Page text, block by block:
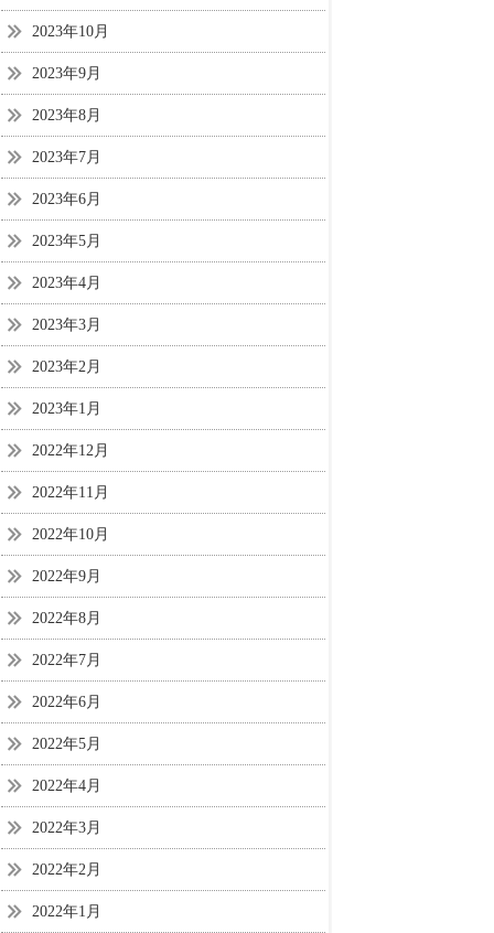
2023年10月
2023年9月
2023年8月
2023年7月
2023年6月
2023年5月
2023年4月
2023年3月
2023年2月
2023年1月
2022年12月
2022年11月
2022年10月
2022年9月
2022年8月
2022年7月
2022年6月
2022年5月
2022年4月
2022年3月
2022年2月
2022年1月